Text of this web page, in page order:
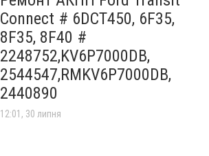
Connect # 6DCT450, 6F35,
8F35, 8F40 #
2248752,KV6P7000DB,
2544547,RMKV6P7000DB,
2440890
12:01, 30 липня